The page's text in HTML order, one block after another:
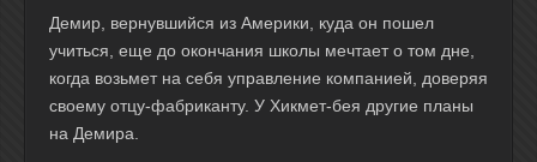
Демир, вернувшийся из Америки, куда он пошел
учиться, еще до окончания школы мечтает о том дне,
когда возьмет на себя управление компанией, доверяя
своему отцу-фабриканту. У Хикмет-бея другие планы
на Демира.